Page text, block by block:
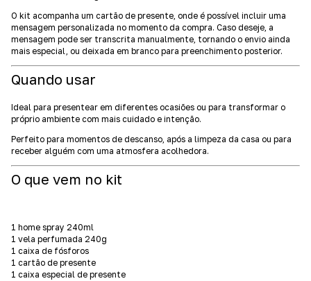
O kit acompanha um cartão de presente, onde é possível incluir uma
mensagem personalizada no momento da compra. Caso deseje, a
mensagem pode ser transcrita manualmente, tornando o envio ainda
mais especial, ou deixada em branco para preenchimento posterior.
Quando usar
Ideal para presentear em diferentes ocasiões ou para transformar o
próprio ambiente com mais cuidado e intenção.
Perfeito para momentos de descanso, após a limpeza da casa ou para
receber alguém com uma atmosfera acolhedora.
O que vem no kit
1 home spray 240ml
1 vela perfumada 240g
1 caixa de fósforos
1 cartão de presente
1 caixa especial de presente